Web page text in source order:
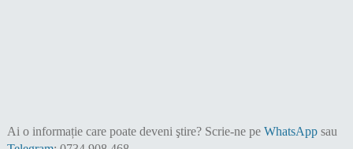
Ai o informație care poate deveni ştire? Scrie-ne pe WhatsAppsau